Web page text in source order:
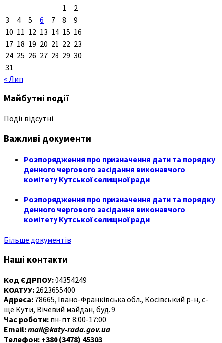
1
2
3
4 5 6 7 8
9
10 11 12 13 14 15 16
17 18 19 20 21 22 23
24 25 26 27 28 29 30
31
« Лип
Майбутні події
Події відсутні
Важливі документи
Розпорядження про призначення дати та порядку
денного чергового засідання виконавчого
комітету Кутської селищної ради
Розпорядження про призначення дати та порядку
денного чергового засідання виконавчого
комітету Кутської селищної ради
Більше документів
Наші контакти
Код ЄДРПОУ:04354249
КОАТУУ: 2623655400
Адреса: 78665, Івано-Франківська обл., Косівський р-н, с-
ще Кути, Вічевий майдан, буд. 9
Час роботи: пн-пт 8:00-17:00
Email:mail@kuty-rada.gov.ua
Телефон: +380 (3478) 45303